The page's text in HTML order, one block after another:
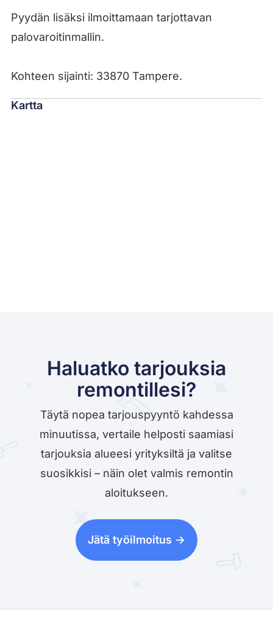
Pyydän lisäksi ilmoittamaan tarjottavan
palovaroitinmallin.
Kohteen sijainti: 33870 Tampere.
Kartta
Haluatko tarjouksia
remontillesi?
Täytä nopea tarjouspyyntö kahdessa
minuutissa, vertaile helposti saamiasi
tarjouksia alueesi yrityksiltä ja valitse
suosikkisi – näin olet valmis remontin
aloitukseen.
Jätä työilmoitus ->